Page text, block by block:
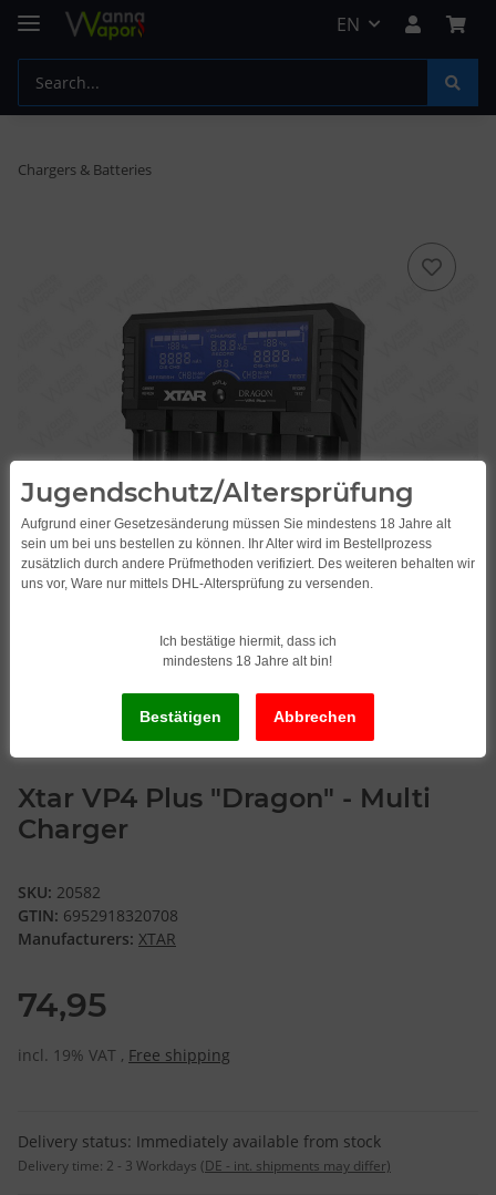
EN
Chargers & Batteries
Xtar VP4 Plus "Dragon" - Multi
Charger
SKU: 20582
GTIN: 6952918320708
Manufacturers: XTAR
74,95
incl. 19% VAT , Free shipping
Delivery status: Immediately available from stock
Delivery time: 2 - 3 Workdays (DE - int. shipments may differ)
Jugendschutz/Altersprüfung
Aufgrund einer Gesetzesänderung müssen Sie mindestens 18 Jahre alt
sein um bei uns bestellen zu können. Ihr Alter wird im Bestellprozess
zusätzlich durch andere Prüfmethoden verifiziert. Des weiteren behalten wir
uns vor, Ware nur mittels DHL-Altersprüfung zu versenden.
Ich bestätige hiermit, dass ich
mindestens 18 Jahre alt bin!